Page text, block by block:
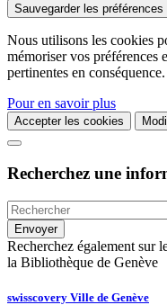
Sauvegarder les préférences
Nous utilisons les cookies
mémoriser vos préférences
pertinentes en conséquence.
Pour en savoir plus
Accepter les cookies
Recherchez une
Recherchez également sur
la Bibliothèque de Genève
swisscovery Ville de Genève